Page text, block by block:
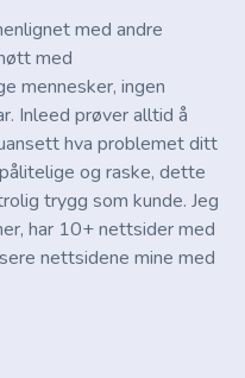
med andre
med
mennesker, ingen
Inleed prøver alltid å
hva problemet ditt
og raske, dette
trygg som kunde. Jeg
har 10+ nettsider med
nettsidene mine med